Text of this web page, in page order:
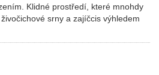
Klidné prostředí, které mnohdy
srny a zajíčcis výhledem